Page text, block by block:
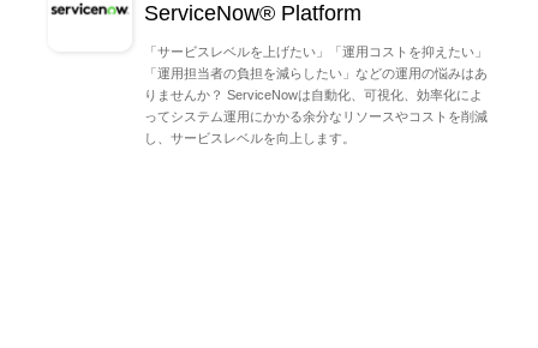
ServiceNow® Platform
「サービスレベルを上げたい」「運用コストを抑えたい」
「運用担当者の負担を減らしたい」などの運用の悩みはあ
りませんか？ ServiceNowは自動化、可視化、効率化によ
ってシステム運用にかかる余分なリソースやコストを削減
し、サービスレベルを向上します。